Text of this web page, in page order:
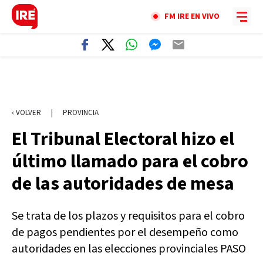
FM IRE EN VIVO
‹ VOLVER | PROVINCIA
El Tribunal Electoral hizo el
último llamado para el cobro
de las autoridades de mesa
Se trata de los plazos y requisitos para el cobro
de pagos pendientes por el desempeño como
autoridades en las elecciones provinciales PASO